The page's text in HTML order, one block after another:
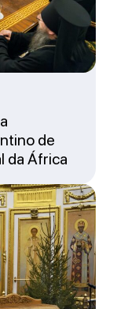
de
da África